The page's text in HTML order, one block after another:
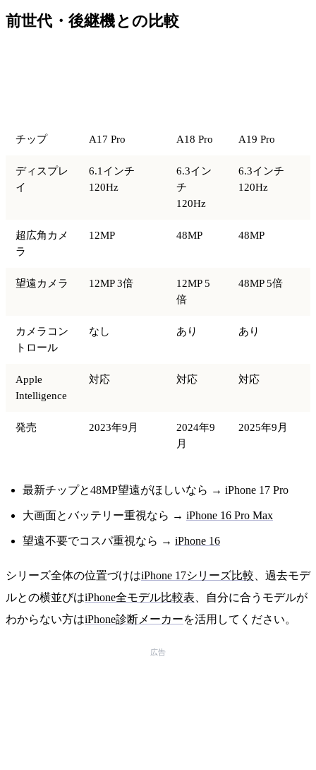
前世代・後継機との比較
チップ A17 Pro A18 Pro A19 Pro
ディスプレ
イ
6.1インチ
120Hz
6.3イン
チ
120Hz
6.3インチ
120Hz
超広角カメ
ラ
12MP 48MP 48MP
望遠カメラ 12MP 3倍
12MP 5
倍
48MP 5倍
カメラコン
トロール
なし あり あり
Apple
Intelligence
対応 対応 対応
発売 2023年9月
2024年9
月
2025年9月
最新チップと48MP望遠がほしいなら → iPhone 17 Pro
大画面とバッテリー重視なら → iPhone 16 Pro Max
望遠不要でコスパ重視なら → iPhone 16
シリーズ全体の位置づけはiPhone 17シリーズ比較 、過去モデ
ルとの横並びはiPhone全モデル比較表 、自分に合うモデルが
わからない方はiPhone診断メーカーを活用してください。
広告